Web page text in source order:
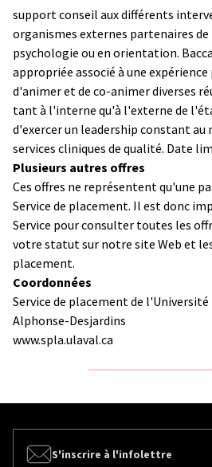
support conseil aux différents
organismes externes partenaires
psychologie ou en orientation.
appropriée associé à une
d'animer et de co-animer diverses
tant à l'interne qu'à l'externe de
d'exercer un leadership constant au
services cliniques de qualité. Date
Plusieurs autres offres
Ces offres ne représentent qu'une
Service de placement. Il est donc
Service pour consulter toutes les
votre statut sur notre site Web et
placement.
Coordonnées
Service de placement de
Alphonse-Desjardins
www.spla.ulaval.ca
S'inscrire à l'infolettre